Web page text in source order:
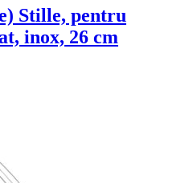
Stille, pentru
inox, 26 cm